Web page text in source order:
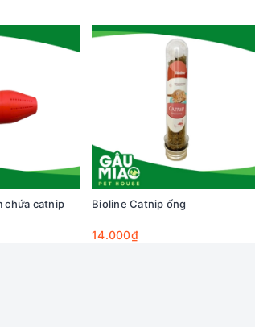
chứa catnip Bioline Catnip ống
14.000₫